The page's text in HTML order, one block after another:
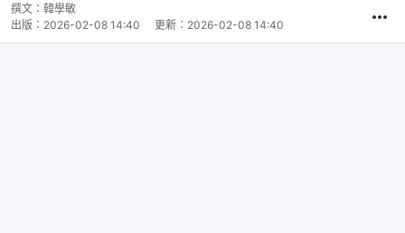
撰文： 韓學敏
出版： 2026-02-08 14:40 更新： 2026-02-08 14:40